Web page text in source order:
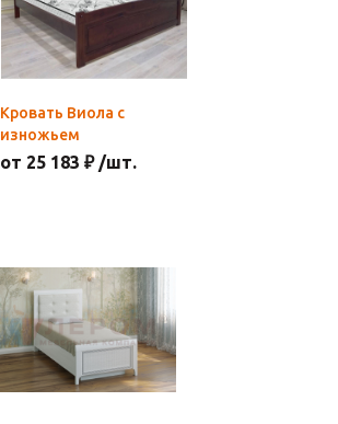
Кровать Виола с
изножьем
от 25 183 ₽ /шт.